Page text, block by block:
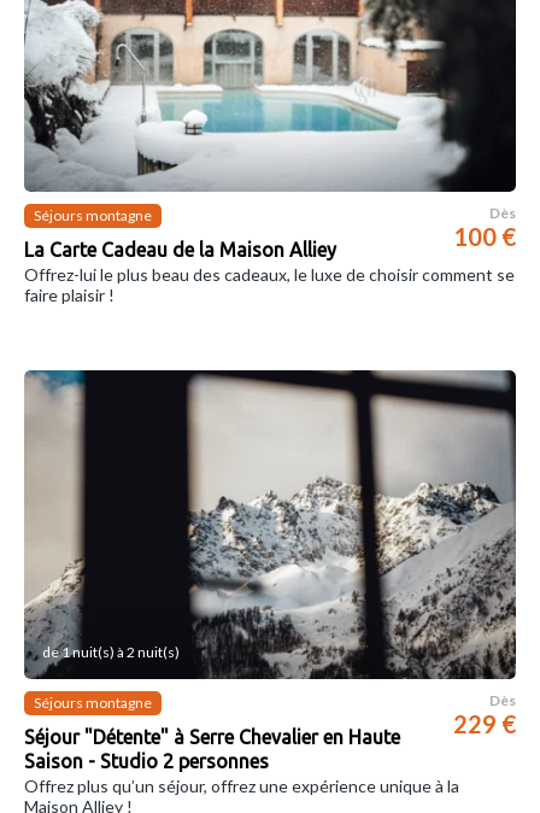
Séjours montagne
La Carte Cadeau de la Maison Alliey
Dès
100 €
Offrez-lui le plus beau des cadeaux, le luxe de choisir comment se
faire plaisir !
de 1 nuit(s) à 2 nuit(s)
Séjours montagne
Séjour "Détente" à Serre Chevalier en Haute
Saison - Studio 2 personnes
Dès
229 €
Offrez plus qu’un séjour, offrez une expérience unique à la
Maison Alliey !